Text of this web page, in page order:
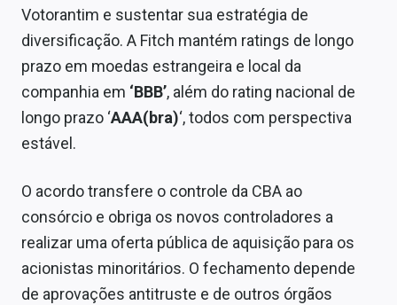
Votorantim e sustentar sua estratégia de
diversificação. A Fitch mantém ratings de longo
prazo em moedas estrangeira e local da
companhia em ‘BBB’, além do rating nacional de
longo prazo ‘AAA(bra)‘, todos com perspectiva
estável.
O acordo transfere o controle da CBA ao
consórcio e obriga os novos controladores a
realizar uma oferta pública de aquisição para os
acionistas minoritários. O fechamento depende
de aprovações antitruste e de outros órgãos